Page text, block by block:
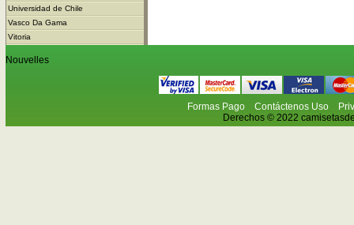
Universidad de Chile
Vasco Da Gama
Vitoria
Nouvelles
Formas Pago Contáctenos Uso
Derechos © 2022